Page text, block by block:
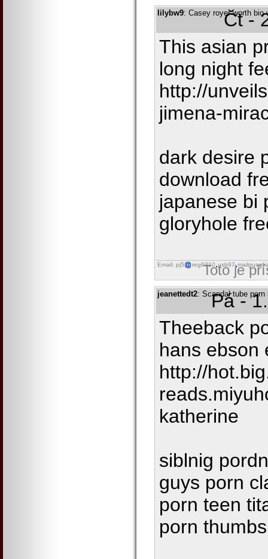
lilybw9: Casey royer worth
Čt -
This asian
long night
http://
jimena-
dark desire
download
japanese bi
gloryhole
Email: pj5 reg6310 usb97
Toto je
jeanettedt2: Scandal tube
Pá -
Theeback
hans ebson
http://
katherine
siblnig
guys porn
porn teen
porn